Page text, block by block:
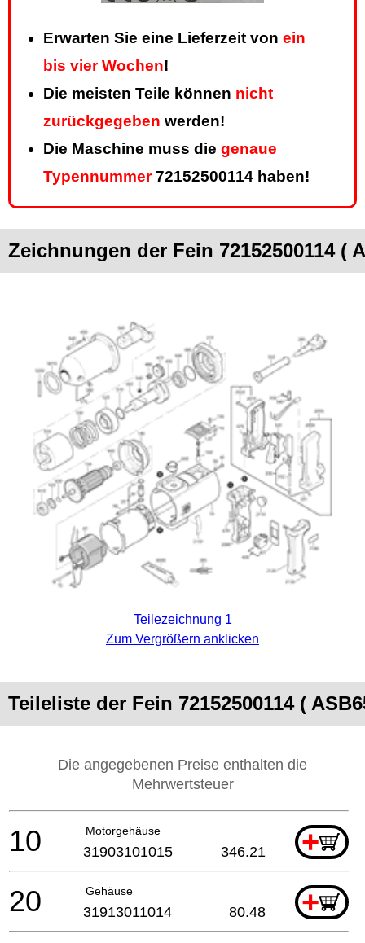
Erwarten Sie eine Lieferzeit von ein
bis vier Wochen!
Die meisten Teile können nicht
zurückgegeben werden!
Die Maschine muss die genaue
Typennummer72152500114 haben!
Zeichnungen der Fein 72152500114 (
Teilezeichnung 1
Zum Vergrößern anklicken
Teileliste der Fein 72152500114 (
Die angegebenen Preise enthalten die
Mehrwertsteuer
Motorgehäuse +
10 31903101015 346.21
Gehäuse +
20 31913011014 80.48